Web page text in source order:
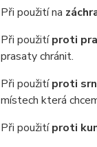
Při použití na
Při použitíproti
prasaty chránit.
Při použitíproti
místech která
Při použitíproti